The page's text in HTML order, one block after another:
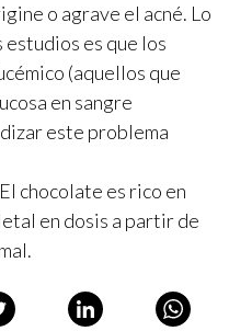
o agrave el acné. Lo
estudios es que los
(aquellos que
en sangre
este problema
chocolate es rico en
en dosis a partir de